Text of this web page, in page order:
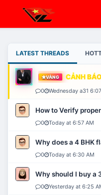
LATEST THREADS
VÀNG CẢNH
0 Wednesday a31
How to Verify
0 Today at 6:57 AM
Why does a 4 BHK
0 Today at 6:30 AM
Why should I buy a
0 Yesterday at 6:25